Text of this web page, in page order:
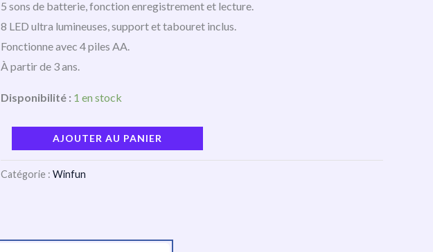
5 sons de batterie, fonction enregistrement et lecture.
8 LED ultra lumineuses, support et tabouret inclus.
Fonctionne avec 4 piles AA.
À partir de 3 ans.
Disponibilité : 1 en stock
AJOUTER AU PANIER
Catégorie : Winfun